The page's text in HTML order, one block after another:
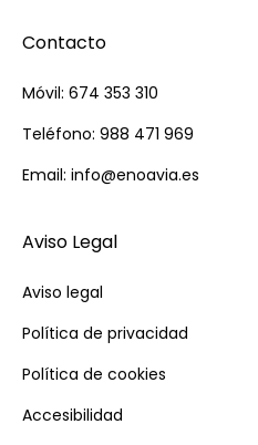
Contacto
Móvil: 674 353 310
Teléfono: 988 471 969
Email: info@enoavia.es
Aviso Legal
Aviso legal
Política de privacidad
Política de cookies
Accesibilidad